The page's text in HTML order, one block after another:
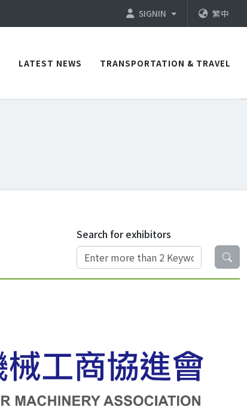
SIGNIN 繁中
LATEST NEWS TRANSPORTATION & TRAVEL
Search for exhibitors